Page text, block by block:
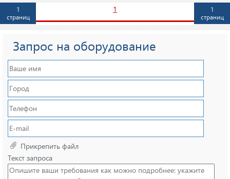
1
страниц
1
страниц
1
Запрос на оборудование
Прикрепить файл
Текст запроса